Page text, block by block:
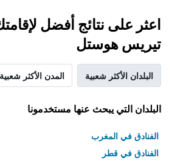
اعثر على نتائج أفضل
تيريس هوستل
البلدان الأكثر شعبية المدن الأكثر شعبية
البلدان التي يبحث عنها مستخدمونا
الفنادق في المغرب
الفنادق في قطر